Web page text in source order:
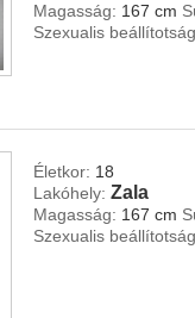
Magasság: 167 cm
Szexualis
Életkor: 18
Lakóhely: Zala
Magasság: 167 cm
Szexualis